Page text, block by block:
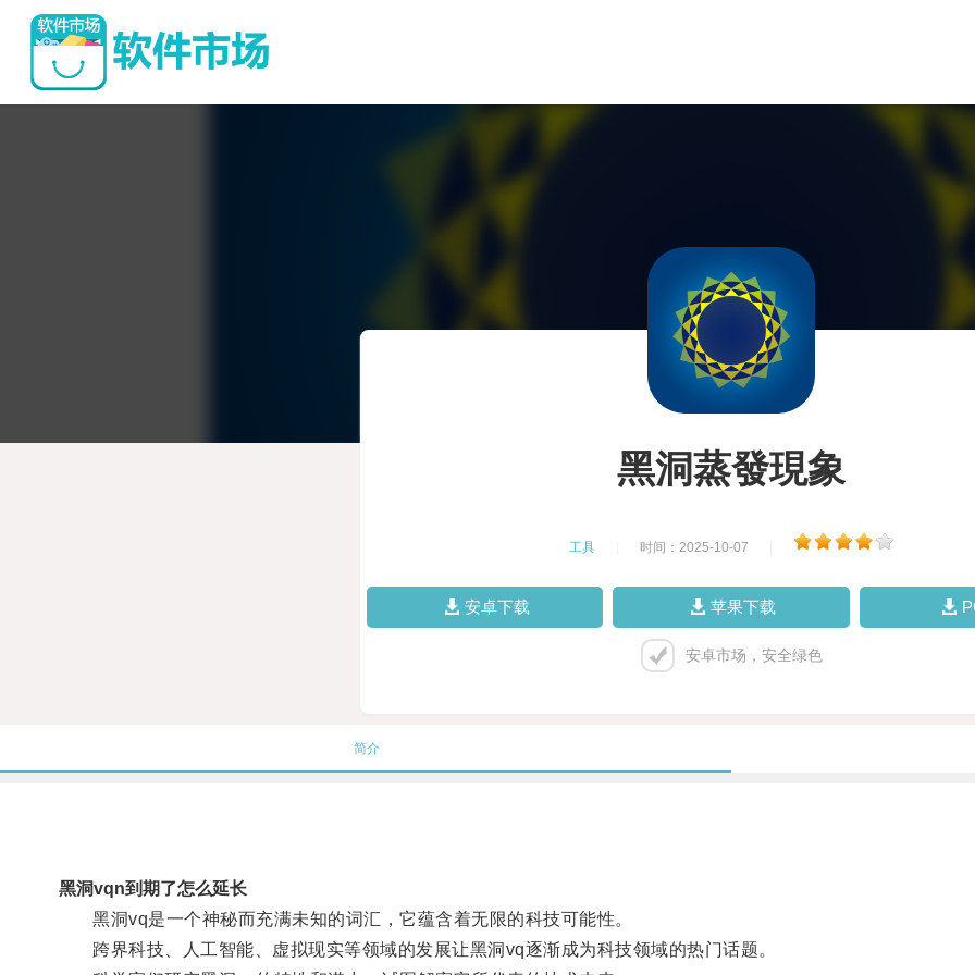
黑洞蒸發現象
工具 时间：2025-10-07
安卓下载 苹果下载
安卓市场，安全绿色
简介
黑洞vqn到期了怎么延长
黑洞vq是一个神秘而充满未知的词汇，它蕴含着无限的科技可能性。
跨界科技、人工智能、虚拟现实等领域的发展让黑洞vq逐渐成为科技领域的热门话题。